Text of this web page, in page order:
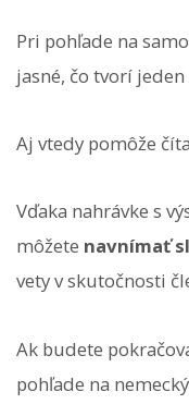
Pri pohľade na
jasné, čo tvorí
Aj vtedy pomôže
Vďaka nahrávke s
môžete navnímať
vety v skutočnosti
Ak budete
pohľade na